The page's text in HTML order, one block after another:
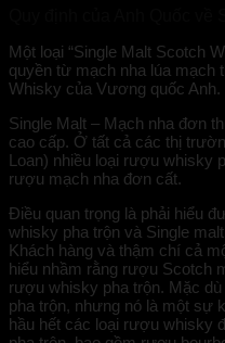
Một loại “Single Malt Scotch
quyền từ mạch nha lúa mạch
Whisky của Vương quốc Anh.
Single Malt – Mạch nha đơn
cao cấp. Ở tất cả các thị
Loan) nhiều loại rượu whisky
rượu mạch nha đơn cất.
Điều quan trọng là phải hiểu
whisky pha trộn và Single
Khách hàng và thậm chí cả
hiểu nhầm rằng rượu Scotch
rượu whisky pha trộn. Mặc
pha trộn, nhưng nó là một sự
hầu hết các loại rượu whisky